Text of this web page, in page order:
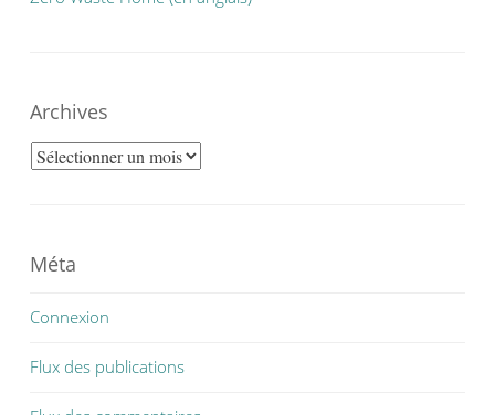
Archives
Archives
Méta
Connexion
Flux des publications